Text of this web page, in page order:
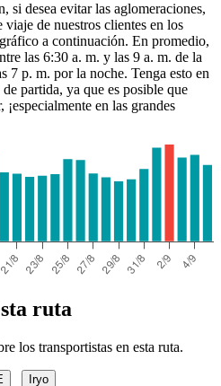
si desea evitar las aglomeraciones,
de nuestros clientes en los
a continuación. En promedio,
las 6:30 a. m. y las 9 a. m. de la
7 p. m. por la noche. Tenga esto en
partida, ya que es posible que
en las grandes
ruta
los transportistas en esta ruta.
Iryo